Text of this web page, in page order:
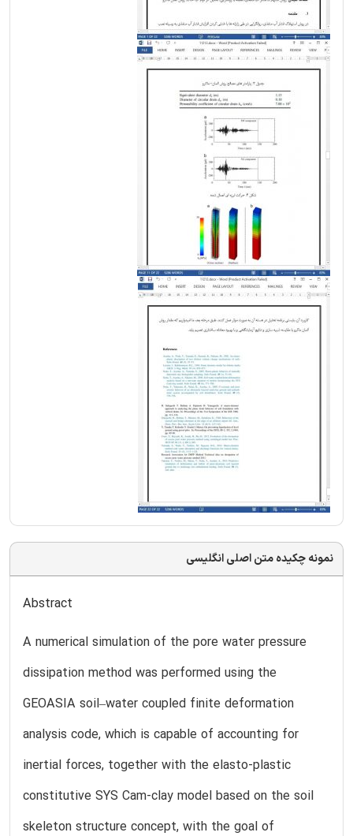
نمونه چکیده متن اصلی انگلیسی
Abstract
A numerical simulation of the pore water pressure
dissipation method was performed using the
GEOASIA soil–water coupled finite deformation
analysis code, which is capable of accounting for
inertial forces, together with the elasto-plastic
constitutive SYS Cam-clay model based on the soil
skeleton structure concept, with the goal of